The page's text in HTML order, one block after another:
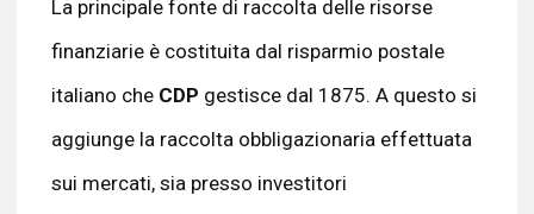
La principale fonte di raccolta delle risorse
finanziarie è costituita dal risparmio postale
italiano che CDP gestisce dal 1875. A questo si
aggiunge la raccolta obbligazionaria effettuata
sui mercati, sia presso investitori